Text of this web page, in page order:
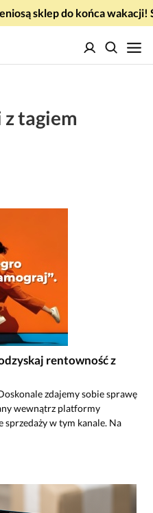
sklep do końca wakacji!
tagiem
rentowność z
zdajemy sobie sprawę
wewnątrz platformy
w tym kanale. Na